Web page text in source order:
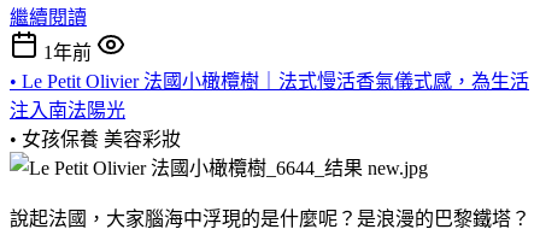
繼續閱讀
1年前
• Le Petit Olivier 法國小橄欖樹｜法式慢活香氣儀式感，為生活
注入南法陽光
• 女孩保養 美容彩妝
說起法國，大家腦海中浮現的是什麼呢？是浪漫的巴黎鐵塔？